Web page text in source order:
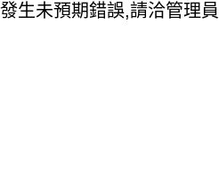
發生未預期錯誤,請洽管理員